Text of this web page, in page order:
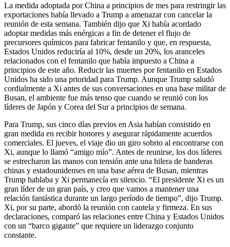
La medida adoptada por China a principios de mes para restringir las
exportaciones había llevado a Trump a amenazar con cancelar la
reunión de esta semana. También dijo que Xi había acordado
adoptar medidas más enérgicas a fin de detener el flujo de
precursores químicos para fabricar fentanilo y que, en respuesta,
Estados Unidos reduciría al 10%, desde un 20%, los aranceles
relacionados con el fentanilo que había impuesto a China a
principios de este año. Reducir las muertes por fentanilo en Estados
Unidos ha sido una prioridad para Trump. Aunque Trump saludó
cordialmente a Xi antes de sus conversaciones en una base militar de
Busan, el ambiente fue más tenso que cuando se reunió con los
líderes de Japón y Corea del Sur a principios de semana.
Para Trump, sus cinco días previos en Asia habían consistido en
gran medida en recibir honores y asegurar rápidamente acuerdos
comerciales. El jueves, el viaje dio un giro sobrio al encontrarse con
Xi, aunque lo llamó “amigo mío”. Antes de reunirse, los dos líderes
se estrecharon las manos con tensión ante una hilera de banderas
chinas y estadounidenses en una base aérea de Busan, mientras
Trump hablaba y Xi permanecía en silencio. “El presidente Xi es un
gran líder de un gran país, y creo que vamos a mantener una
relación fantástica durante un largo período de tiempo”, dijo Trump.
Xi, por su parte, abordó la reunión con cautela y firmeza. En sus
declaraciones, comparó las relaciones entre China y Estados Unidos
con un “barco gigante” que requiere un liderazgo conjunto
constante.